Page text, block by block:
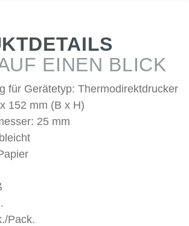
EINEN BLICK
für Gerätetyp: Thermodirektdrucker
152 mm (B x H)
25 mm
Pack.